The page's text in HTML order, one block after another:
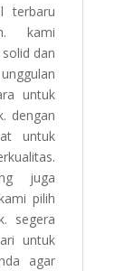
terbaru
kami
dan
untuk
dengan
untuk
juga
pilih
segera
untuk
agar